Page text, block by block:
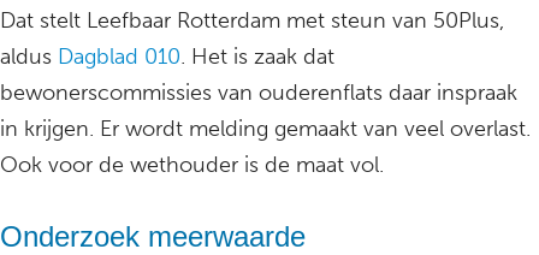
Dat stelt Leefbaar Rotterdam met steun van 50Plus,
aldus Dagblad 010. Het is zaak dat
bewonerscommissies van ouderenflats daar inspraak
in krijgen. Er wordt melding gemaakt van veel overlast.
Ook voor de wethouder is de maat vol.
Onderzoek meerwaarde